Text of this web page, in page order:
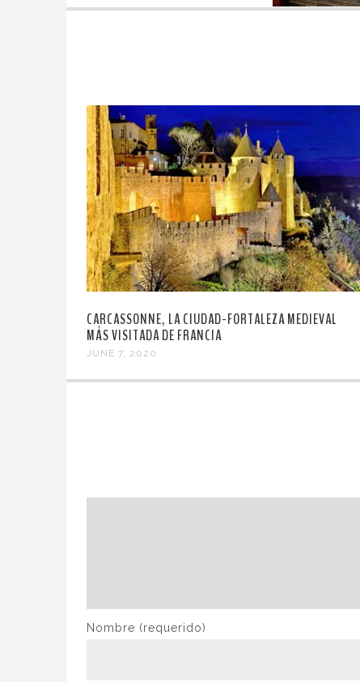
CARCASSONNE, LA CIUDAD-FORTALEZA MEDIEVAL
MÁS VISITADA DE FRANCIA
JUNE 7, 2020
Nombre (requerido)